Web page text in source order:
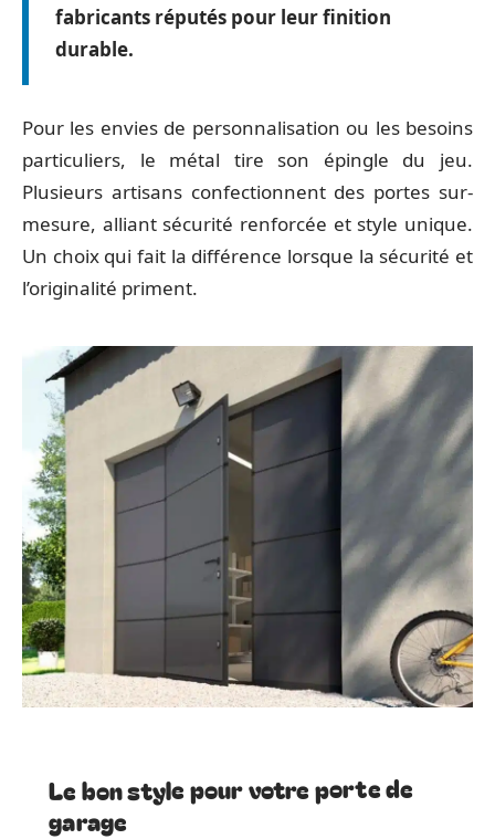
fabricants réputés pour leur finition
durable.
Pour les envies de personnalisation ou les besoins
particuliers, le métal tire son épingle du jeu.
Plusieurs artisans confectionnent des portes sur-
mesure, alliant sécurité renforcée et style unique.
Un choix qui fait la différence lorsque la sécurité et
l’originalité priment.
Le bon style pour votre porte de
garage